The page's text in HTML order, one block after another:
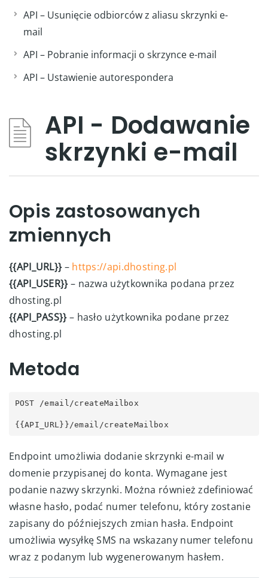
API – Usunięcie odbiorców z aliasu skrzynki e-
mail
API – Pobranie informacji o skrzynce e-mail
API – Ustawienie autorespondera
API - Dodawanie
skrzynki e-mail
Opis zastosowanych
zmiennych
{{API_URL}}– https://api.dhosting.pl
{{API_USER}}– nazwa użytkownika podana przez
dhosting.pl
{{API_PASS}}– hasło użytkownika podane przez
dhosting.pl
Metoda
POST /email/createMailbox
{{API_URL}}/email/createMailbox
Endpoint umożliwia dodanie skrzynki e-mail w
domenie przypisanej do konta. Wymagane jest
podanie nazwy skrzynki. Można również zdefiniować
własne hasło, podać numer telefonu, który zostanie
zapisany do późniejszych zmian hasła. Endpoint
umożliwia wysyłkę SMS na wskazany numer telefonu
wraz z podanym lub wygenerowanym hasłem.